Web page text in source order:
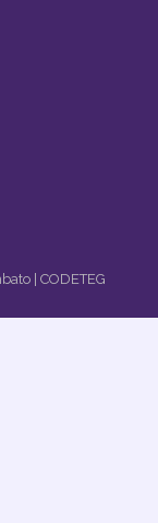
| CODETEG